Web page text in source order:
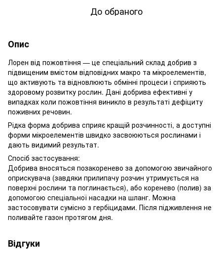
До обраного
Опис
Лорен від пожовтіння — це спеціальний склад добрив з
підвищеним вмістом відповідних макро та мікроелементів,
що активують та відновлюють обмінні процеси і сприяють
здоровому розвитку рослин. Дані добрива ефективні у
випадках коли пожовтіння виникло в результаті дефіциту
поживних речовин.
Рідка форма добрива сприяє кращій розчинності, а доступні
форми мікроелементів швидко засвоюються рослинами і
дають видимий результат.
Спосіб застосування:
Добрива вносяться позакоренево за допомогою звичайного
оприскувача (завдяки прилипачу розчин утримується на
поверхні рослини та поглинається), або коренево (полив) за
допомогою спеціальної насадки на шланг. Можна
застосовувати сумісно з гербіцидами. Після підживлення не
поливайте газон протягом дня.
Відгуки